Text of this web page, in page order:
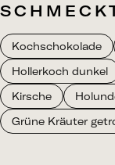
Kochschokolade
Hollerkoch dunkel
Kirsche
Grüne Kräuter